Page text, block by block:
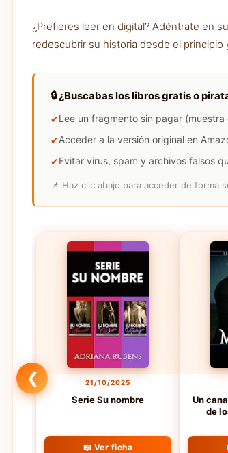
¿Prefieres leer en digital? Adéntrate en
redescubrir su historia desde el
🔒 ¿Buscabas los libros gratis o
Lee un fragmento sin pagar (muestra
Acceder a la versión original en
Evitar virus, spam y archivos falsos
📌 Haz clic abajo para acceder de forma
❮ 21/10/2025
Serie Su nombre
📖 Ver ficha
Un
de